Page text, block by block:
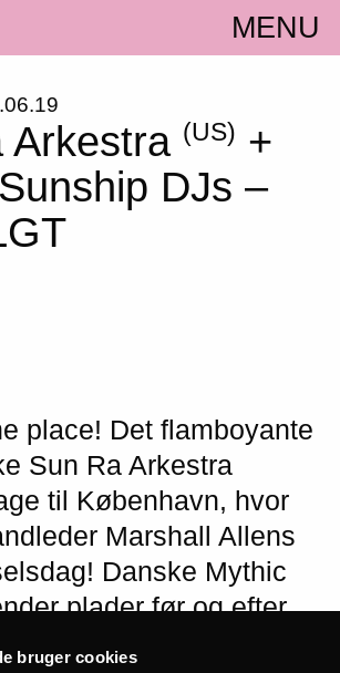
bruger cookies
MENU
Arkestra (US) +
DJs –
place! Det flamboyante
Sun Ra Arkestra
til København, hvor
Marshall Allens
Danske Mythic
plader før og efter